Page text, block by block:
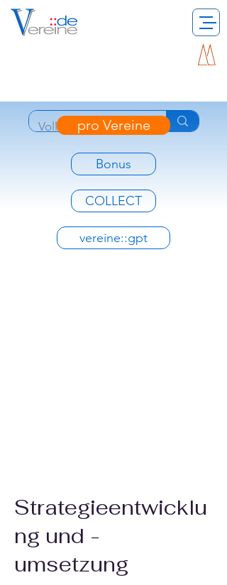
pro Vereine
Bonus
COLLECT
vereine::gpt
Strategieentwicklu
ng und -
umsetzung